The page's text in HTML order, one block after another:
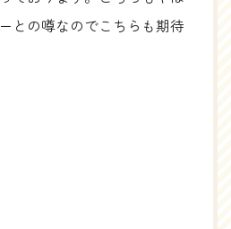
との噂なのでこちらも期待